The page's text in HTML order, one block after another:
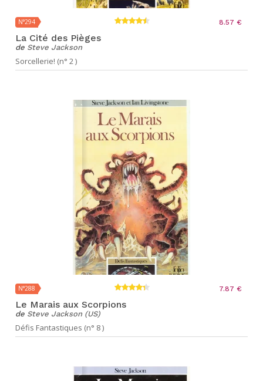
N°294 8.57 €
La Cité des Pièges
de Steve Jackson
Sorcellerie! (n° 2 )
N°288 7.87 €
Le Marais aux Scorpions
de Steve Jackson (US)
Défis Fantastiques (n° 8 )